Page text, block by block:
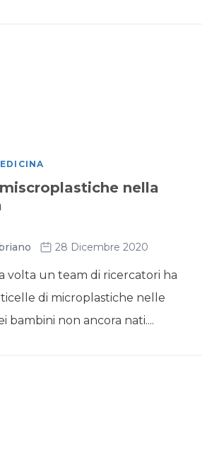
nella
28 Dicembre 2020
volta un team di ricercatori ha
di microplastiche nelle
bambini non ancora nati....